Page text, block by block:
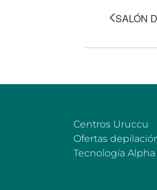
SALÓN
Centros Uruccu
Ofertas
Tecnología